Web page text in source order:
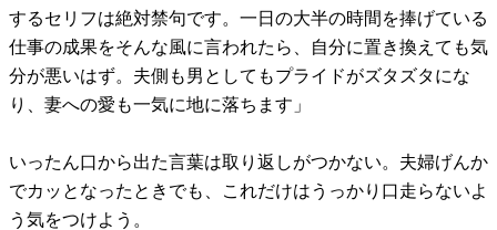
するセリフは絶対禁句です。一日の大半の時間を捧げている
仕事の成果をそんな風に言われたら、自分に置き換えても気
分が悪いはず。夫側も男としてもプライドがズタズタにな
り、妻への愛も一気に地に落ちます」
いったん口から出た言葉は取り返しがつかない。夫婦げんか
でカッとなったときでも、これだけはうっかり口走らないよ
う気をつけよう。